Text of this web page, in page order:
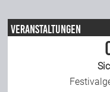
Veranstaltungen